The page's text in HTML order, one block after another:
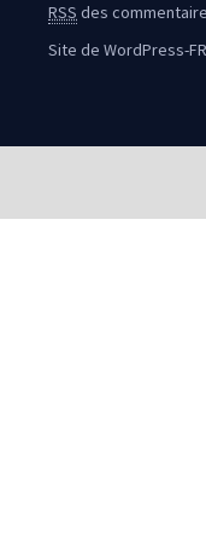
RSS des
Site de WordPress-FR